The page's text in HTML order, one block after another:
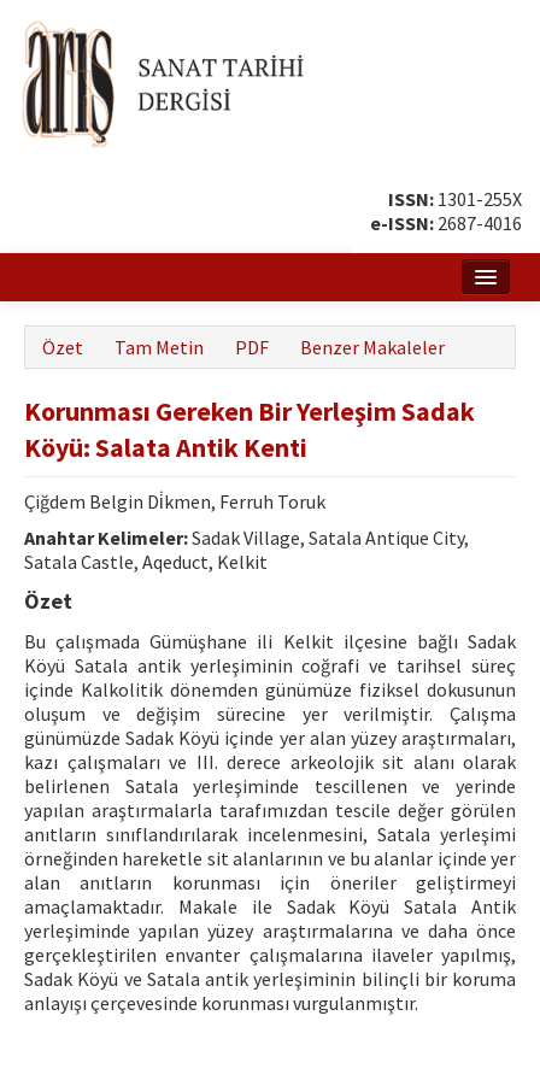
ISSN: 1301-255X
e-ISSN: 2687-4016
Hakkında
Amaç ve Kapsam
Yayın ve Editör Kurulu
Yazar Rehberi
Hakem Rehberi
Yayın Politikaları
İletişim
Özet Tam Metin PDF Benzer Makaleler
Korunması Gereken Bir Yerleşim Sadak
Köyü: Salata Antik Kenti
Çiğdem Belgin Di̇kmen, Ferruh Toruk
Anahtar Kelimeler:Sadak Village, Satala Antique City,
Satala Castle, Aqeduct, Kelkit
Özet
Bu çalışmada Gümüşhane ili Kelkit ilçesine bağlı Sadak
Köyü Satala antik yerleşiminin coğrafi ve tarihsel süreç
içinde Kalkolitik dönemden günümüze fiziksel dokusunun
oluşum ve değişim sürecine yer verilmiştir. Çalışma
günümüzde Sadak Köyü içinde yer alan yüzey araştırmaları,
kazı çalışmaları ve III. derece arkeolojik sit alanı olarak
belirlenen Satala yerleşiminde tescillenen ve yerinde
yapılan araştırmalarla tarafımızdan tescile değer görülen
anıtların sınıflandırılarak incelenmesini, Satala yerleşimi
örneğinden hareketle sit alanlarının ve bu alanlar içinde yer
alan anıtların korunması için öneriler geliştirmeyi
amaçlamaktadır. Makale ile Sadak Köyü Satala Antik
yerleşiminde yapılan yüzey araştırmalarına ve daha önce
gerçekleştirilen envanter çalışmalarına ilaveler yapılmış,
Sadak Köyü ve Satala antik yerleşiminin bilinçli bir koruma
anlayışı çerçevesinde korunması vurgulanmıştır.